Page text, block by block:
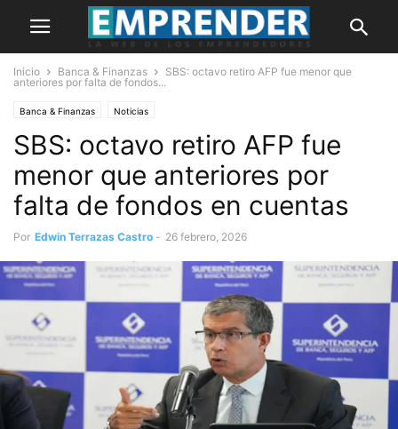
Inicio Banca & Finanzas
SBS: octavo retiro AFP fue menor que
anteriores por falta de fondos...
Banca & Finanzas Noticias
SBS: octavo retiro AFP fue
menor que anteriores por
falta de fondos en cuentas
Por Edwin Terrazas Castro - 26 febrero, 2026